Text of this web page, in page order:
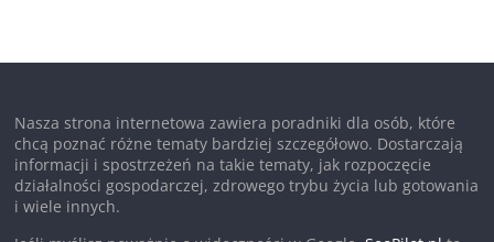
Nasza strona internetowa zawiera poradniki dla osób, które
chcą poznać różne tematy bardziej szczegółowo. Dostarczają
informacji i spostrzeżeń na takie tematy, jak rozpoczęcie
działalności gospodarczej, zdrowego trybu życia lub gotowania
i wiele innych.